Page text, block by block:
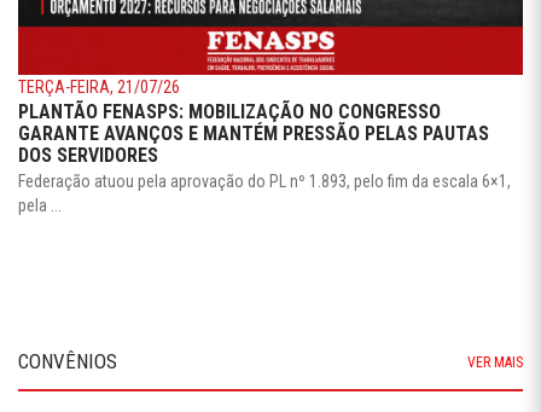
TERÇA-FEIRA, 21/07/26
PLANTÃO FENASPS: MOBILIZAÇÃO NO CONGRESSO
GARANTE AVANÇOS E MANTÉM PRESSÃO PELAS PAUTAS
DOS SERVIDORES
Federação atuou pela aprovação do PL nº 1.893, pelo fim da escala 6×1,
pela ...
CONVÊNIOS VER MAIS